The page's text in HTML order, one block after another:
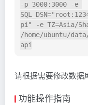
-p 3000:3000 -e
SQL_DSN=
pi"
-e TZ=Asia/
/home/ubuntu/
请根据需要修改数据
功能操作指南